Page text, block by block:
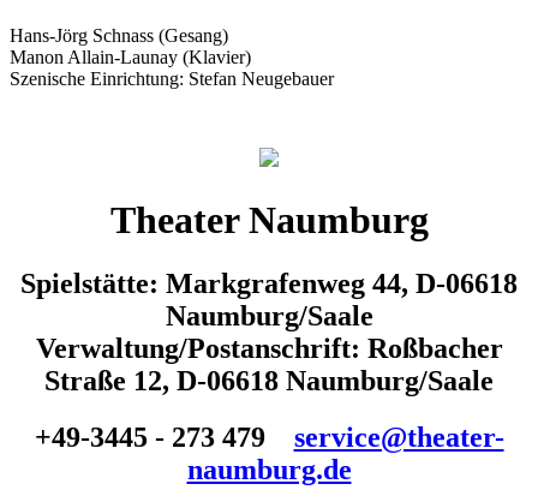
Hans-Jörg Schnass (Gesang)
Manon Allain-Launay (Klavier)
Szenische Einrichtung: Stefan Neugebauer
Theater Naumburg
Spielstätte: Markgrafenweg 44, D-06618
Naumburg/Saale
Verwaltung/Postanschrift: Roßbacher
Straße 12, D-06618 Naumburg/Saale
+49-3445 - 273 479
service@theater-
naumburg.de